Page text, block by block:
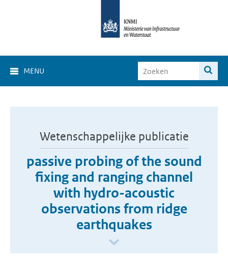
MENU
Wetenschappelijke publicatie
passive probing of the sound
fixing and ranging channel
with hydro-acoustic
observations from ridge
earthquakes